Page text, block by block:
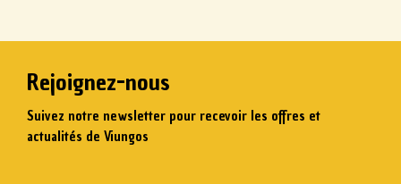
Rejoignez-nous
Suivez notre newsletter pour recevoir les offres et
actualités de Viungos